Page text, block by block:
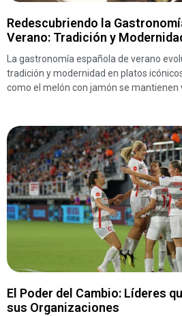
Redescubriendo la
Verano: Tradición y
La gastronomía española de verano
tradición y modernidad en platos
como el melón con jamón se mantienen
El Poder del Cambio: Líderes
sus Organizaciones